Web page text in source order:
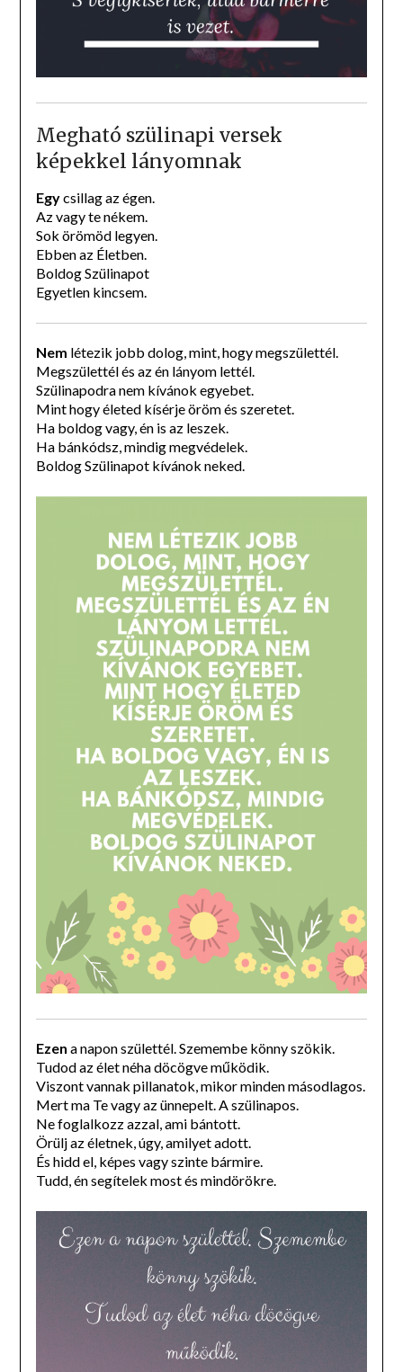
Megható szülinapi versek
képekkel lányomnak
Egycsillag az égen.
Az vagy te nékem.
Sok örömöd legyen.
Ebben az Életben.
Boldog Szülinapot
Egyetlen kincsem.
Nem létezik jobb dolog, mint, hogy megszülettél.
Megszülettél és az én lányom lettél.
Szülinapodra nem kívánok egyebet.
Mint hogy életed kísérje öröm és szeretet.
Ha boldog vagy, én is az leszek.
Ha bánkódsz, mindig megvédelek.
Boldog Szülinapot kívánok neked.
Ezen a napon születtél. Szemembe könny szökik.
Tudod az élet néha döcögve működik.
Viszont vannak pillanatok, mikor minden másodlagos.
Mert ma Te vagy az ünnepelt. A szülinapos.
Ne foglalkozz azzal, ami bántott.
Örülj az életnek, úgy, amilyet adott.
És hidd el, képes vagy szinte bármire.
Tudd, én segítelek most és mindörökre.